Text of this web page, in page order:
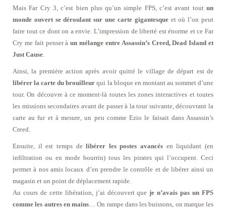
Mais Far Cry 3, c’est bien plus qu’un simple FPS, c’est avant tout un
monde ouvert se déroulant sur une carte gigantesqueet où l’on peut
faire tout ce dont on a envie. L’impression de liberté est énorme et ce Far
Cry me fait penser àun mélange entre Assassin’s Creed, Dead Island et
Just Cause
Ainsi, la première action après avoir quitté le village de départ est de
libérer la carte du brouilleur qui la bloque en montant au sommet d’une
tour. On découvre à ce moment-là toutes les zones interactives et toutes
les missions secondaires avant de passer à la tour suivante, découvrant la
carte au fur et à mesure, un peu comme Ezio le faisait dans Assassin’s
Creed.
Ensuite, il est temps delibérer les postes avancés en liquidant (en
infiltration ou en mode bourrin) tous les pirates qui l’occupent. Ceci
permet à nos amis locaux d’en prendre le contrôle et de libérer ainsi un
magasin et un point de déplacement rapide.
Au cours de cette libération, j’ai découvert que je n’avais pas un FPS
comme les autres en mains … On rampe dans les buissons, on marque les